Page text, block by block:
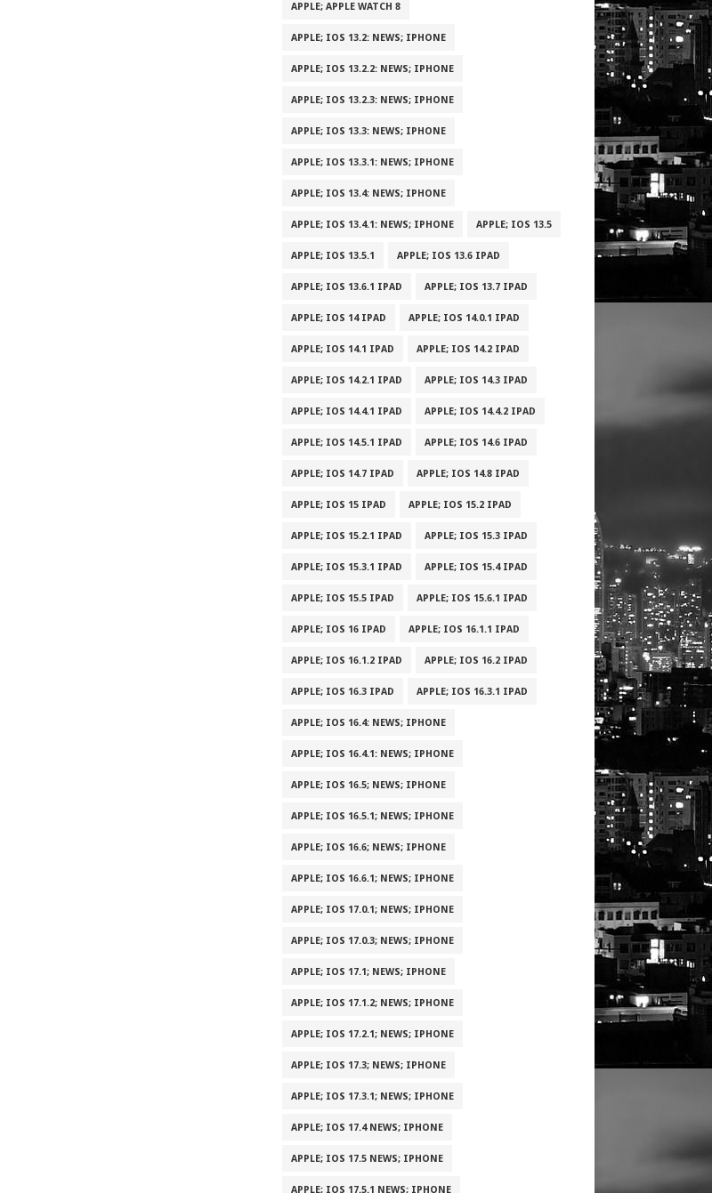
APPLE; APPLE WATCH 8
APPLE; IOS 13.2: NEWS; IPHONE
APPLE; IOS 13.2.2: NEWS; IPHONE
APPLE; IOS 13.2.3: NEWS; IPHONE
APPLE; IOS 13.3: NEWS; IPHONE
APPLE; IOS 13.3.1: NEWS; IPHONE
APPLE; IOS 13.4: NEWS; IPHONE
APPLE; IOS 13.4.1: NEWS; IPHONE APPLE; IOS 13.5
APPLE; IOS 13.5.1 APPLE; IOS 13.6 IPAD
APPLE; IOS 13.6.1 IPAD APPLE; IOS 13.7 IPAD
APPLE; IOS 14 IPAD APPLE; IOS 14.0.1 IPAD
APPLE; IOS 14.1 IPAD APPLE; IOS 14.2 IPAD
APPLE; IOS 14.2.1 IPAD APPLE; IOS 14.3 IPAD
APPLE; IOS 14.4.1 IPAD APPLE; IOS 14.4.2 IPAD
APPLE; IOS 14.5.1 IPAD APPLE; IOS 14.6 IPAD
APPLE; IOS 14.7 IPAD APPLE; IOS 14.8 IPAD
APPLE; IOS 15 IPAD APPLE; IOS 15.2 IPAD
APPLE; IOS 15.2.1 IPAD APPLE; IOS 15.3 IPAD
APPLE; IOS 15.3.1 IPAD APPLE; IOS 15.4 IPAD
APPLE; IOS 15.5 IPAD APPLE; IOS 15.6.1 IPAD
APPLE; IOS 16 IPAD APPLE; IOS 16.1.1 IPAD
APPLE; IOS 16.1.2 IPAD APPLE; IOS 16.2 IPAD
APPLE; IOS 16.3 IPAD APPLE; IOS 16.3.1 IPAD
APPLE; IOS 16.4: NEWS; IPHONE
APPLE; IOS 16.4.1: NEWS; IPHONE
APPLE; IOS 16.5; NEWS; IPHONE
APPLE; IOS 16.5.1; NEWS; IPHONE
APPLE; IOS 16.6; NEWS; IPHONE
APPLE; IOS 16.6.1; NEWS; IPHONE
APPLE; IOS 17.0.1; NEWS; IPHONE
APPLE; IOS 17.0.3; NEWS; IPHONE
APPLE; IOS 17.1; NEWS; IPHONE
APPLE; IOS 17.1.2; NEWS; IPHONE
APPLE; IOS 17.2.1; NEWS; IPHONE
APPLE; IOS 17.3; NEWS; IPHONE
APPLE; IOS 17.3.1; NEWS; IPHONE
APPLE; IOS 17.4 NEWS; IPHONE
APPLE; IOS 17.5 NEWS; IPHONE
APPLE; IOS 17.5.1 NEWS; IPHONE